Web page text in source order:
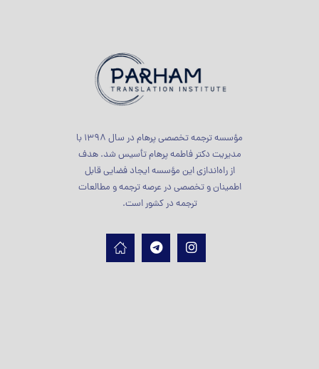
مؤسسه ترجمه تخصصی پرهام در سال 1398 با
مدیریت دکتر فاطمه پرهام تأسیس شد. هدف
از راه‌اندازی این مؤسسه ایجاد فضایی قابل
اطمینان و تخصصی در عرصه ترجمه و مطالعات
ترجمه در کشور است.